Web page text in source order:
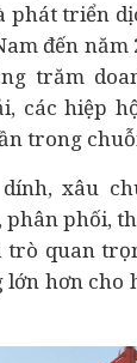
phát triển
đến năm
trăm
các hiệp
trong
xâu
phân phối,
trò quan
hơn cho